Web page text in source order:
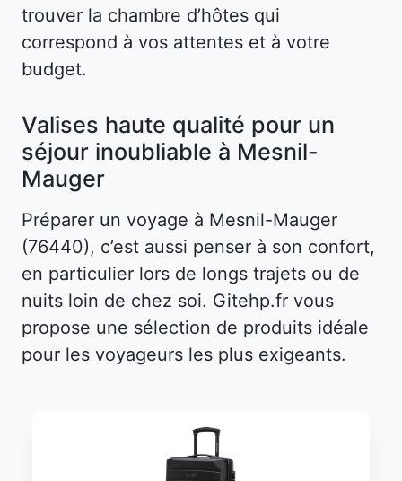
trouver la chambre d’hôtes qui
correspond à vos attentes et à votre
budget.
Valises haute qualité pour un
séjour inoubliable à Mesnil-
Mauger
Préparer un voyage à Mesnil-Mauger
(76440), c’est aussi penser à son confort,
en particulier lors de longs trajets ou de
nuits loin de chez soi. Gitehp.fr vous
propose une sélection de produits idéale
pour les voyageurs les plus exigeants.